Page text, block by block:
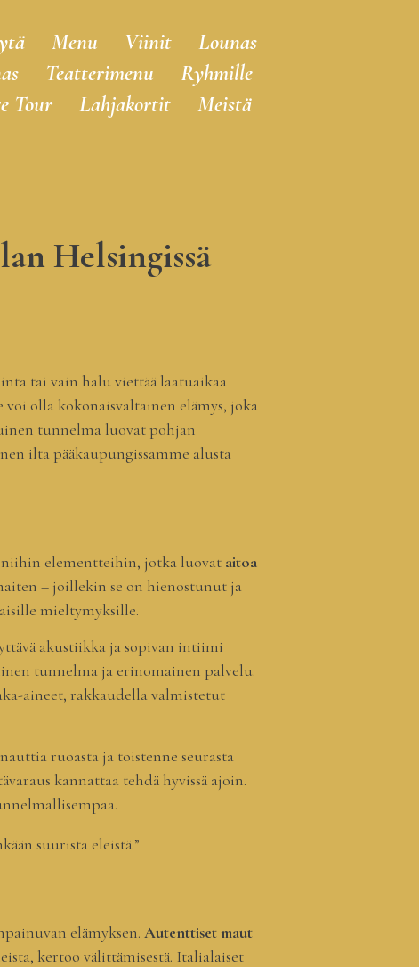
Menu Viinit
Lounas
Teatterimenu
Ryhmille
Tour
Lahjakortit Meistä
Helsingissä
tai vain halu viettää laatuaikaa
olla kokonaisvaltainen elämys, joka
tunnelma luovat pohjan
ilta pääkaupungissamme alusta
elementteihin, jotka luovat aitoa
– joillekin se on hienostunut ja
mieltymyksille.
akustiikka ja sopivan intiimi
tunnelma ja erinomainen palvelu.
aineet, rakkaudella valmistetut
ruoasta ja toistenne seurasta
kannattaa tehdä hyvissä ajoin.
suurista eleistä.”
elämyksen. Autenttiset maut
kertoo välittämisestä. Italialaiset